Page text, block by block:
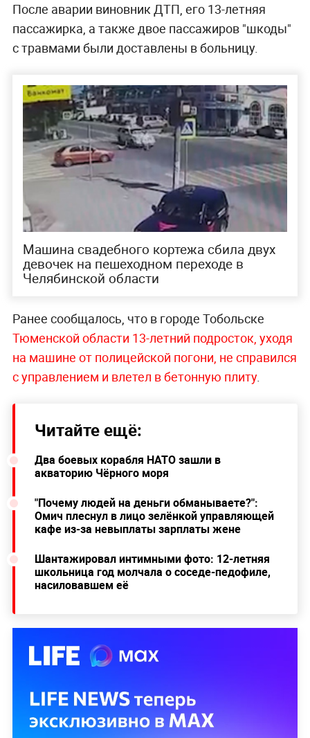
После аварии виновник ДТП, его 13-летняя
пассажирка, а также двое пассажиров "шкоды"
с травмами были доставлены в больницу.
Машина свадебного кортежа сбила двух
девочек на пешеходном переходе в
Челябинской области
Ранее сообщалось, что в городе Тобольске
Тюменской области 13-летний подросток, уходя
на машине от полицейской погони, не справился
с управлением и влетел в бетонную плиту.
Читайте ещё:
Два боевых корабля НАТО зашли в
акваторию Чёрного моря
"Почему людей на деньги обманываете?":
Омич плеснул в лицо зелёнкой управляющей
кафе из-за невыплаты зарплаты жене
Шантажировал интимными фото: 12-летняя
школьница год молчала о соседе-педофиле,
насиловавшем её